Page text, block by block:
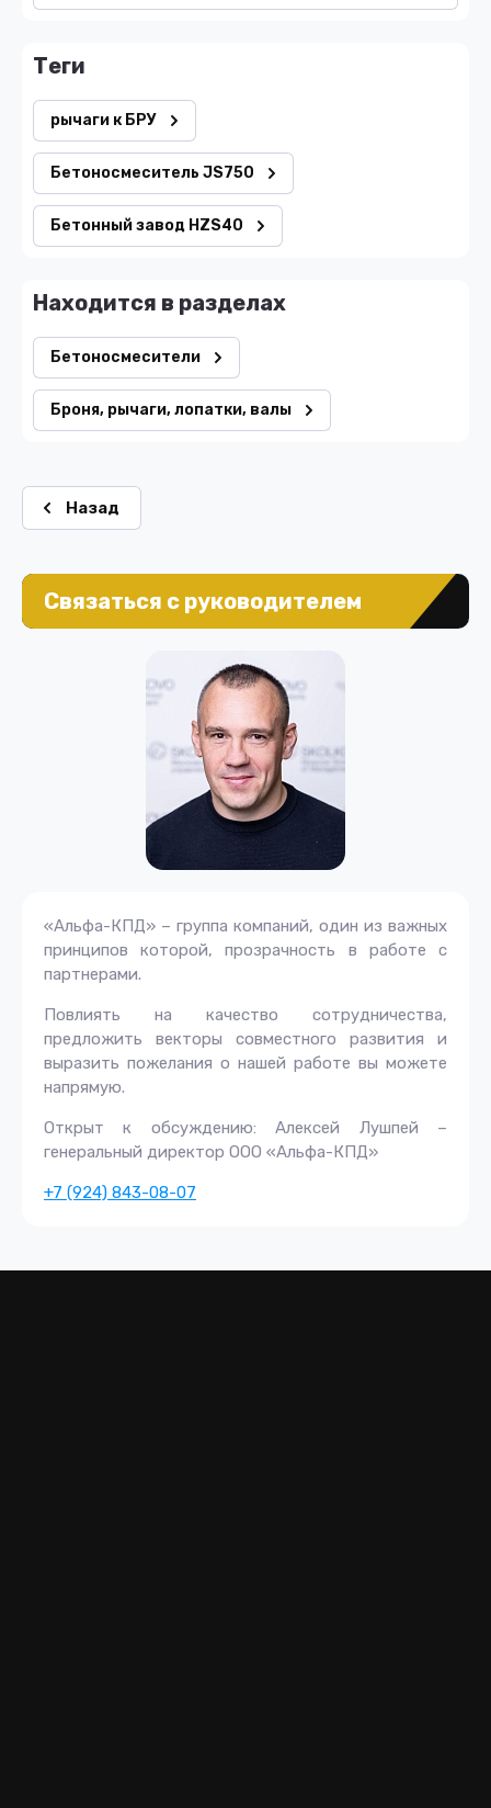
теги
рычаги к БРУ
Бетоносмеситель JS750
Бетонный завод HZS40
Находится в разделах
Бетоносмесители
Броня, рычаги, лопатки, валы
Назад
Связаться с руководителем
«Альфа-КПД» – группа компаний, один из важных
принципов которой, прозрачность в работе с
партнерами.
Повлиять на качество сотрудничества,
предложить векторы совместного развития и
выразить пожелания о нашей работе вы можете
напрямую.
Открыт к обсуждению: Алексей Лушпей –
генеральный директор ООО «Альфа-КПД»
+7 (924) 843-08-07